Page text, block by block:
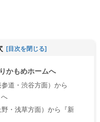
かもめホームへ
道・渋谷方面）から
へ
・浅草方面）から『新